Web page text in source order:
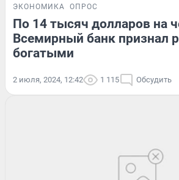
ЭКОНОМИКА ОПРОС
По 14 тысяч долларов на
Всемирный банк признал
богатыми
2 июля, 2024, 12:42 1 115 Обсудить